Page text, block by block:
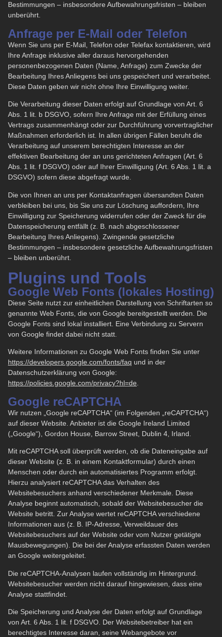
Bestimmungen – insbesondere Aufbewahrungsfristen – bleiben
unberührt.
Anfrage per E-Mail oder Telefon
Wenn Sie uns per E-Mail, Telefon oder Telefax kontaktieren, wird
Ihre Anfrage inklusive aller daraus hervorgehenden
personenbezogenen Daten (Name, Anfrage) zum Zwecke der
Bearbeitung Ihres Anliegens bei uns gespeichert und verarbeitet.
Diese Daten geben wir nicht ohne Ihre Einwilligung weiter.
Die Verarbeitung dieser Daten erfolgt auf Grundlage von Art. 6
Abs. 1 lit. b DSGVO, sofern Ihre Anfrage mit der Erfüllung eines
Vertrags zusammenhängt oder zur Durchführung vorvertraglicher
Maßnahmen erforderlich ist. In allen übrigen Fällen beruht die
Verarbeitung auf unserem berechtigten Interesse an der
effektiven Bearbeitung der an uns gerichteten Anfragen (Art. 6
Abs. 1 lit. f DSGVO) oder auf Ihrer Einwilligung (Art. 6 Abs. 1 lit. a
DSGVO) sofern diese abgefragt wurde.
Die von Ihnen an uns per Kontaktanfragen übersandten Daten
verbleiben bei uns, bis Sie uns zur Löschung auffordern, Ihre
Einwilligung zur Speicherung widerrufen oder der Zweck für die
Datenspeicherung entfällt (z. B. nach abgeschlossener
Bearbeitung Ihres Anliegens). Zwingende gesetzliche
Bestimmungen – insbesondere gesetzliche Aufbewahrungsfristen
– bleiben unberührt.
Plugins und Tools
Google Web Fonts (lokales Hosting)
Diese Seite nutzt zur einheitlichen Darstellung von Schriftarten so
genannte Web Fonts, die von Google bereitgestellt werden. Die
Google Fonts sind lokal installiert. Eine Verbindung zu Servern
von Google findet dabei nicht statt.
Weitere Informationen zu Google Web Fonts finden Sie unter
https://developers.google.com/fonts/faq und in der
Datenschutzerklärung von Google:
https://policies.google.com/privacy?hl=de.
Google reCAPTCHA
Wir nutzen „Google reCAPTCHA“ (im Folgenden „reCAPTCHA“)
auf dieser Website. Anbieter ist die Google Ireland Limited
(„Google“), Gordon House, Barrow Street, Dublin 4, Irland.
Mit reCAPTCHA soll überprüft werden, ob die Dateneingabe auf
dieser Website (z. B. in einem Kontaktformular) durch einen
Menschen oder durch ein automatisiertes Programm erfolgt.
Hierzu analysiert reCAPTCHA das Verhalten des
Websitebesuchers anhand verschiedener Merkmale. Diese
Analyse beginnt automatisch, sobald der Websitebesucher die
Website betritt. Zur Analyse wertet reCAPTCHA verschiedene
Informationen aus (z. B. IP-Adresse, Verweildauer des
Websitebesuchers auf der Website oder vom Nutzer getätigte
Mausbewegungen). Die bei der Analyse erfassten Daten werden
an Google weitergeleitet.
Die reCAPTCHA-Analysen laufen vollständig im Hintergrund.
Websitebesucher werden nicht darauf hingewiesen, dass eine
Analyse stattfindet.
Die Speicherung und Analyse der Daten erfolgt auf Grundlage
von Art. 6 Abs. 1 lit. f DSGVO. Der Websitebetreiber hat ein
berechtigtes Interesse daran, seine Webangebote vor